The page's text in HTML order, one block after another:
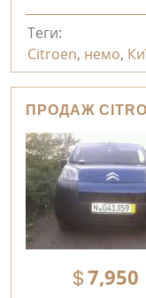
Теги:
Citroen, немо,
ПРОДАЖ
7,950